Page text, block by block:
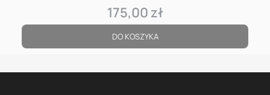
Cena
175,00 zł
DO KOSZYKA